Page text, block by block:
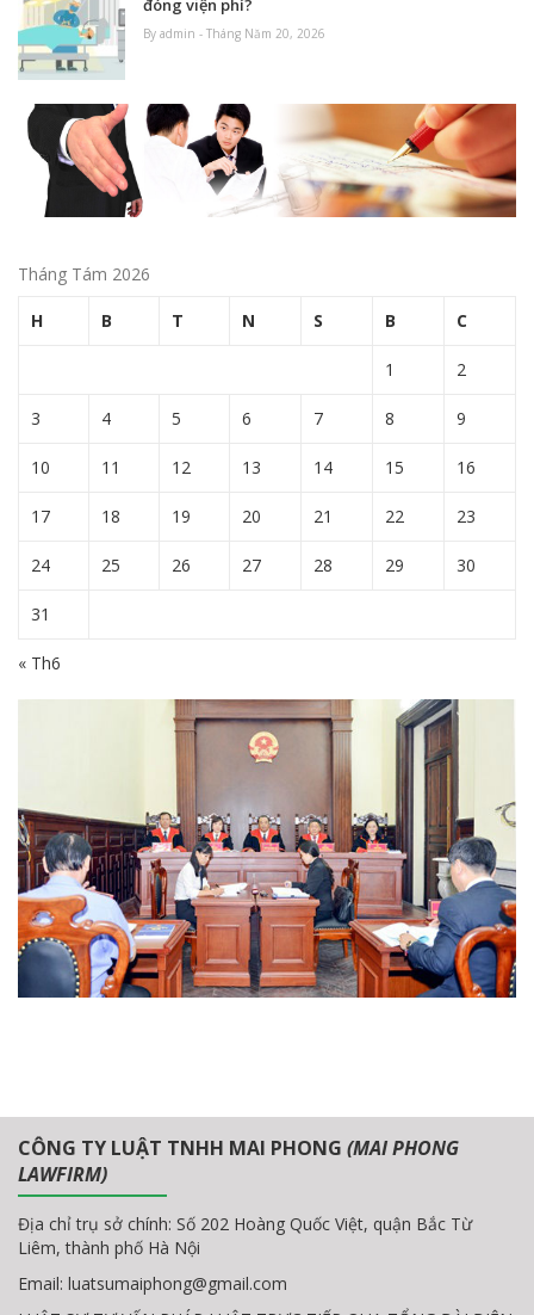
đóng viện phí?
By admin - Tháng Năm 20, 2026
Tháng Tám 2026
H B T N S B C
1 2
3 4 5 6 7 8 9
10 11 12 13 14 15 16
17 18 19 20 21 22 23
24 25 26 27 28 29 30
31
« Th6
CÔNG TY LUẬT TNHH MAI PHONG (MAI PHONG
LAWFIRM)
Địa chỉ trụ sở chính: Số 202 Hoàng Quốc Việt, quận Bắc Từ
Liêm, thành phố Hà Nội
Email: luatsumaiphong@gmail.com